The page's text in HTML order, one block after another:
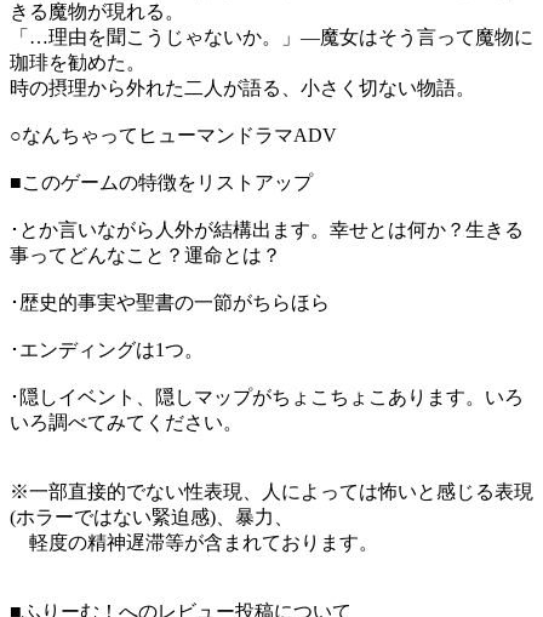
きる魔物が現れる。
「…理由を聞こうじゃないか。」―魔女はそう言って魔物に
珈琲を勧めた。
時の摂理から外れた二人が語る、小さく切ない物語。
○なんちゃってヒューマンドラマADV
■このゲームの特徴をリストアップ
･とか言いながら人外が結構出ます。幸せとは何か？生きる
事ってどんなこと？運命とは？
･歴史的事実や聖書の一節がちらほら
･エンディングは1つ。
･隠しイベント、隠しマップがちょこちょこあります。いろ
いろ調べてみてください。
※一部直接的でない性表現、人によっては怖いと感じる表現
(ホラーではない緊迫感)、暴力、
軽度の精神遅滞等が含まれております。
■ふりーむ！へのレビュー投稿について